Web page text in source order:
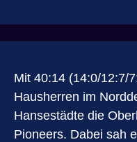
Mit 40:14 (14:0/12:7/
Hausherren im
Hansestädte die
Pioneers. Dabei sah